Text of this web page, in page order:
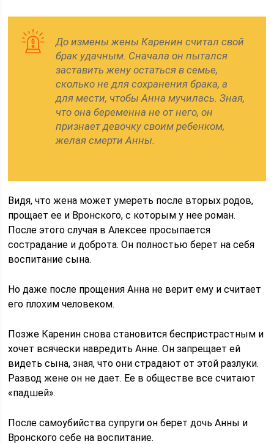
До измены жены Каренин считал свой
брак удачным. Сначала он пытался
заставить жену остаться в семье,
сколько не для сохранения брака, а
для мести, чтобы Анна мучилась. Зная,
что она беременна не от него, он
признает девочку своим ребенком,
желая смерти Анны.
Видя, что жена может умереть после вторых родов,
прощает ее и Вронского, с которым у нее роман.
После этого случая в Алексее просыпается
сострадание и доброта. Он полностью берет на себя
воспитание сына.
Но даже после прощения Анна не верит ему и считает
его плохим человеком.
Позже Каренин снова становится беспристрастным и
хочет всячески навредить Анне. Он запрещает ей
видеть сына, зная, что они страдают от этой разлуки.
Развод жене он не дает. Ее в обществе все считают
«падшей».
После самоубийства супруги он берет дочь Анны и
Вронского себе на воспитание.